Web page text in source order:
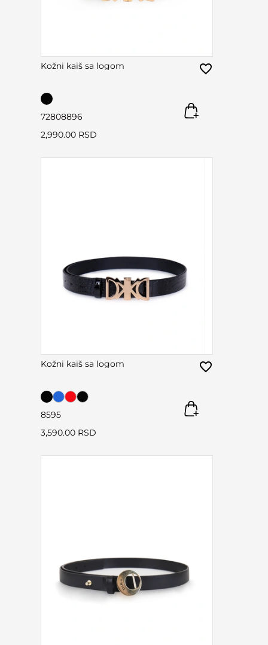
Kožni kaiš sa logom
72808896
2,990.00 RSD
Kožni kaiš sa logom
8595
3,590.00 RSD